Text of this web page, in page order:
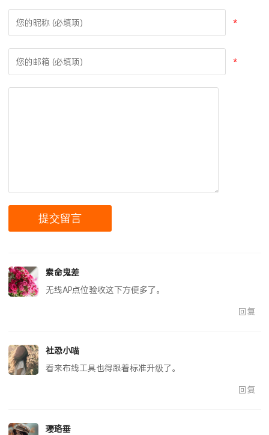
*
*
索命鬼差
无线AP点位验收这下方便多了。
回复
社恐小喵
看来布线工具也得跟着标准升级了。
回复
璎珞垂